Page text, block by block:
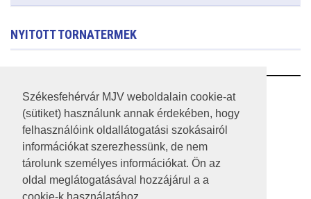
Székesfehérvár MJV weboldalain cookie-at
(sütiket) használunk annak érdekében, hogy
felhasználóink oldallátogatási szokásairól
információkat szerezhessünk, de nem
tárolunk személyes információkat. Ön az
oldal meglátogatásával hozzájárul a a
NYITOTT TORNATERMEK
RSS
A HONLAP 2017.03.31-I ÁLLAPOTA
JOGI NYILATKOZAT
IMPRESSZUM